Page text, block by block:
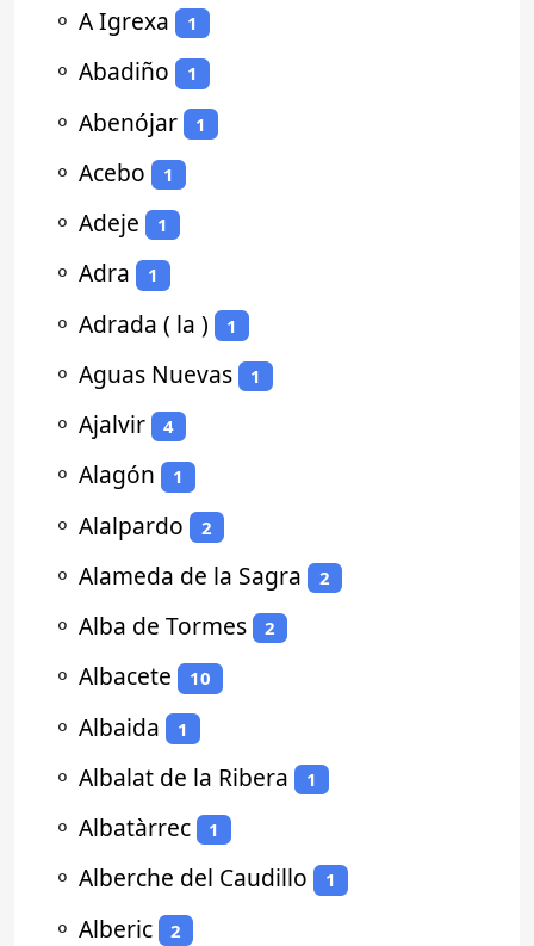
⚬ A Igrexa 1
⚬ Abadiño 1
⚬ Abenójar 1
⚬ Acebo 1
⚬ Adeje 1
⚬ Adra 1
⚬ Adrada ( la ) 1
⚬ Aguas Nuevas 1
⚬ Ajalvir 4
⚬ Alagón 1
⚬ Alalpardo 2
⚬ Alameda de la Sagra 2
⚬ Alba de Tormes 2
⚬ Albacete 10
⚬ Albaida 1
⚬ Albalat de la Ribera 1
⚬ Albatàrrec 1
⚬ Alberche del Caudillo 1
⚬ Alberic 2